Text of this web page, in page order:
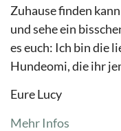
Zuhause finden
und sehe ein
es euch: Ich bin die
Hundeomi, die ihr
Eure Lucy
Mehr Infos